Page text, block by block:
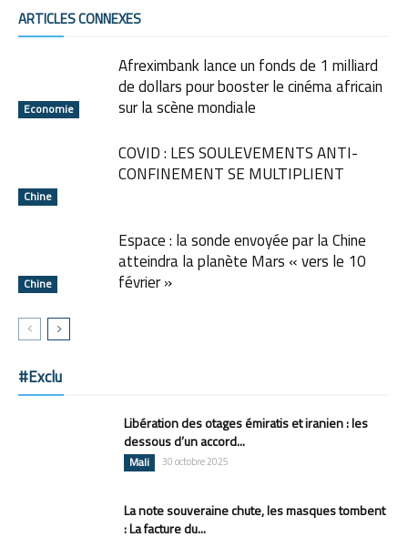
ARTICLES CONNEXES
Economie
Afreximbank lance un fonds de 1 milliard
de dollars pour booster le cinéma africain
sur la scène mondiale
Chine
COVID : LES SOULEVEMENTS ANTI-
CONFINEMENT SE MULTIPLIENT
Chine
Espace : la sonde envoyée par la Chine
atteindra la planète Mars « vers le 10
février »
#Exclu
Libération des otages émiratis et iranien : les
dessous d’un accord...
Mali 30 octobre 2025
La note souveraine chute, les masques tombent
: La facture du...